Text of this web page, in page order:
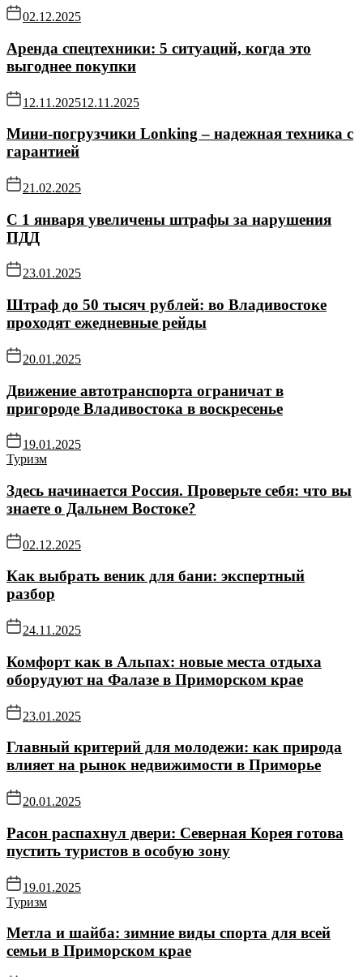
02.12.2025
Аренда спецтехники: 5 ситуаций, когда это
выгоднее покупки
12.11.202512.11.2025
Мини-погрузчики Lonking – надежная техника с
гарантией
21.02.2025
С 1 января увеличены штрафы за нарушения
ПДД
23.01.2025
Штраф до 50 тысяч рублей: во Владивостоке
проходят ежедневные рейды
20.01.2025
Движение автотранспорта ограничат в
пригороде Владивостока в воскресенье
19.01.2025
Туризм
Здесь начинается Россия. Проверьте себя: что вы
знаете о Дальнем Востоке?
02.12.2025
Как выбрать веник для бани: экспертный
разбор
24.11.2025
Комфорт как в Альпах: новые места отдыха
оборудуют на Фалазе в Приморском крае
23.01.2025
Главный критерий для молодежи: как природа
влияет на рынок недвижимости в Приморье
20.01.2025
Расон распахнул двери: Северная Корея готова
пустить туристов в особую зону
19.01.2025
Туризм
Метла и шайба: зимние виды спорта для всей
семьи в Приморском крае